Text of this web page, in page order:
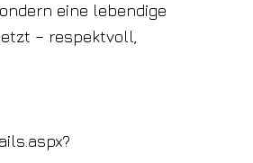
eine lebendige
– respektvoll,